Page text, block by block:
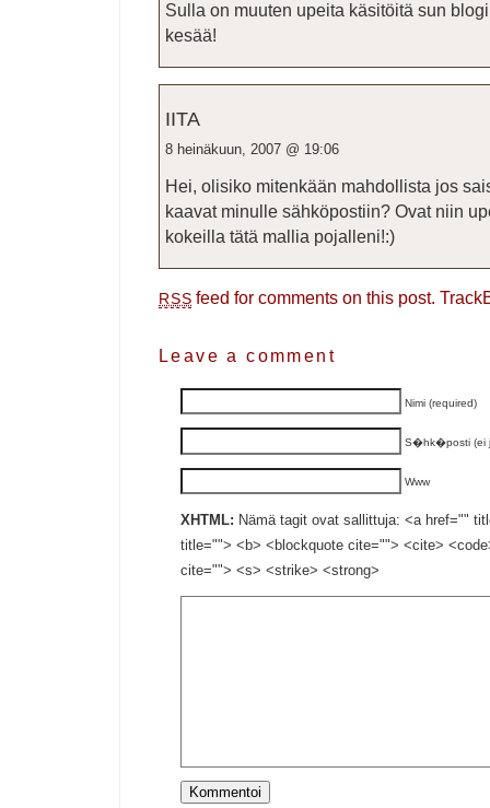
Sulla on muuten upeita käsitöitä sun
kesää!
IITA
8 heinäkuun, 2007 @ 19:06
Hei, olisiko mitenkään mahdollista jos
kaavat minulle sähköpostiin? Ovat niin
kokeilla tätä mallia pojalleni!:)
RSS feed for comments on this post.
Leave a comment
Nimi (required)
S�hk�posti (ei
Www
XHTML: Nämä tagit ovat sallittuja: <a href=""
title=""> <b> <blockquote cite=""> <cite>
cite=""> <s> <strike> <strong>